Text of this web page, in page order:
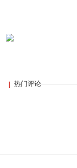
热门评论